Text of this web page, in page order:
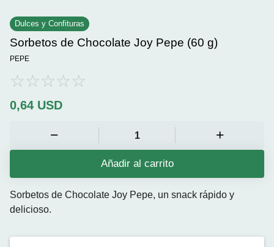
Dulces y Confituras
Sorbetos de Chocolate Joy Pepe (60 g)
PEPE
0,64 USD
Añadir al carrito
Sorbetos de Chocolate Joy Pepe, un snack rápido y
delicioso.